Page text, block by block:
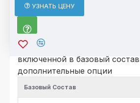
УЗНАТЬ ЦЕНУ
ОПИСАНИЕ
По отдельному запросу
исполнение агрегатов в
включенной в базовый
дополнительные опции
Базовый Состав